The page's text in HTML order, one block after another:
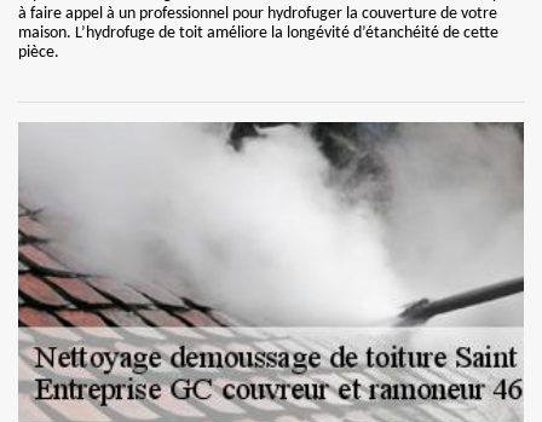
à faire appel à un professionnel pour hydrofuger la couverture de votre
maison. L’hydrofuge de toit améliore la longévité d’étanchéité de cette
pièce.